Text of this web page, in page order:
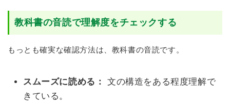
教科書の音読で理解度をチェックする
もっとも確実な確認方法は、教科書の音読です。
スムーズに読める：
文の構造をある程度理解で
きている。